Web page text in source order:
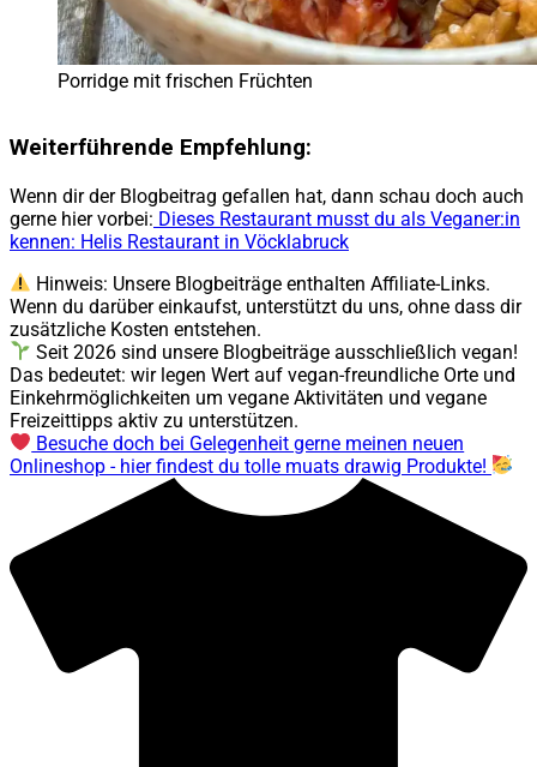
Porridge mit frischen Früchten
Weiterführende Empfehlung:
Wenn dir der Blogbeitrag gefallen hat, dann schau doch auch
gerne hier vorbei: Dieses Restaurant musst du als Veganer:in
kennen: Helis Restaurant in Vöcklabruck
Hinweis: Unsere Blogbeiträge enthalten Affiliate-Links.
Wenn du darüber einkaufst, unterstützt du uns, ohne dass dir
zusätzliche Kosten entstehen.
Seit 2026 sind unsere Blogbeiträge ausschließlich vegan!
Das bedeutet: wir legen Wert auf vegan-freundliche Orte und
Einkehrmöglichkeiten um vegane Aktivitäten und vegane
Freizeittipps aktiv zu unterstützen.
Besuche doch bei Gelegenheit gerne meinen neuen
Onlineshop - hier findest du tolle muats drawig Produkte!